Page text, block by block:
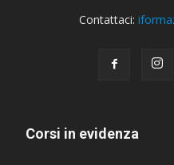
Contattaci:
Corsi in evidenza